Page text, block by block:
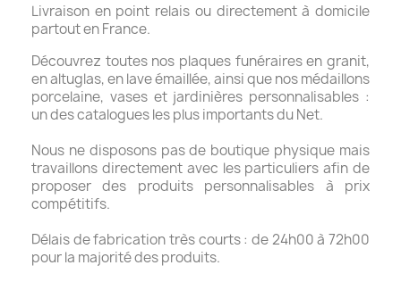
Livraison en point relais ou directement à domicile
partout en France.
Découvrez toutes nos plaques funéraires en granit,
en altuglas, en lave émaillée, ainsi que nos médaillons
porcelaine, vases et jardinières personnalisables :
un des catalogues les plus importants du Net.
Nous ne disposons pas de boutique physique mais
travaillons directement avec les particuliers afin de
proposer des produits personnalisables à prix
compétitifs.
Délais de fabrication très courts : de 24h00 à 72h00
pour la majorité des produits.